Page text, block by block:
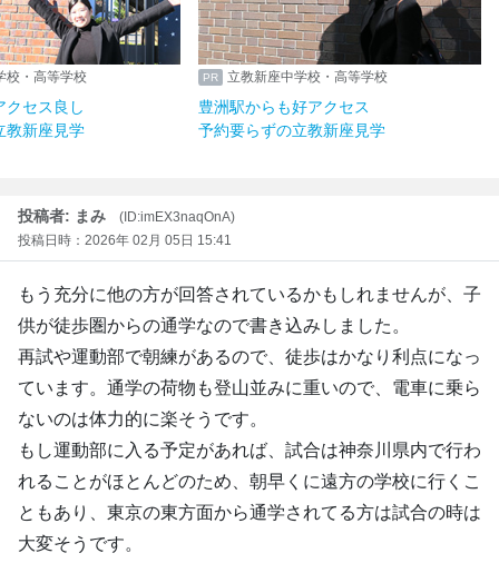
校・高等学校
クセス良し
教新座見学
立教新座中学校・高等学校
豊洲駅からも好アクセス
予約要らずの立教新座見学
投稿者: まみ
(ID:imEX3naqOnA)
投稿日時：2026年 02月 05日 15:41
もう充分に他の方が回答されているかもしれませんが、子
供が徒歩圏からの通学なので書き込みしました。
再試や運動部で朝練があるので、徒歩はかなり利点になっ
ています。通学の荷物も登山並みに重いので、電車に乗ら
ないのは体力的に楽そうです。
もし運動部に入る予定があれば、試合は神奈川県内で行わ
れることがほとんどのため、朝早くに遠方の学校に行くこ
ともあり、東京の東方面から通学されてる方は試合の時は
大変そうです。